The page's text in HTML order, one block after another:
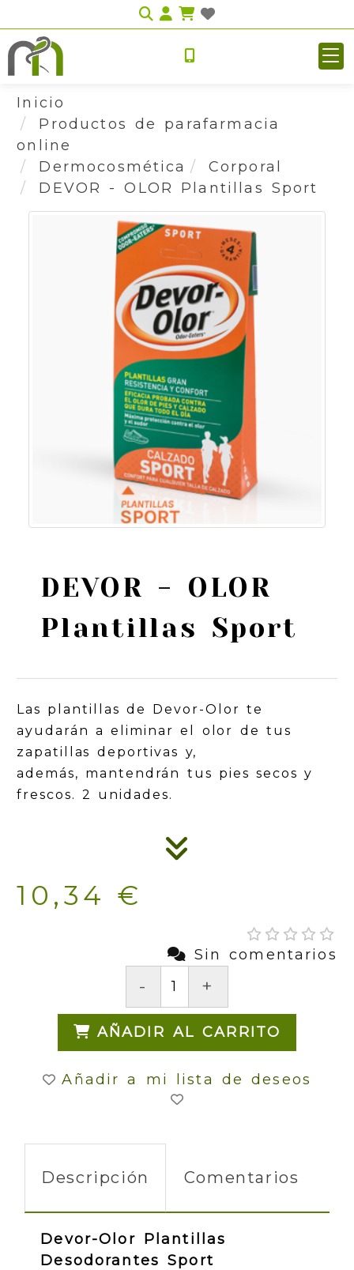
Identifícate
Inicio
Productos de parafarmacia
online
Dermocosmética
Corporal
DEVOR - OLOR Plantillas Sport
DEVOR - OLOR
Plantillas Sport
Las plantillas de Devor-Olor te
ayudarán a eliminar el olor de tus
zapatillas deportivas y,
además, mantendrán tus pies secos y
frescos. 2 unidades.
10,34 €
Sin comentarios
- +
AÑADIR AL CARRITO
Añadir a mi lista de deseos
Descripción Comentarios
Devor-Olor Plantillas
Desodorantes Sport